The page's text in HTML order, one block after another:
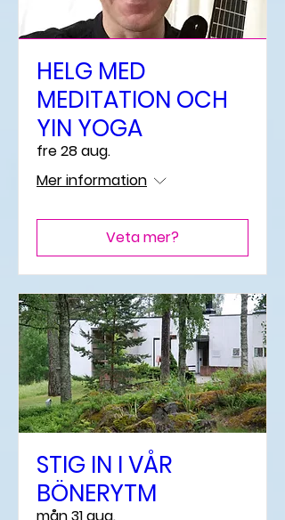
HELG MED
MEDITATION OCH
YIN YOGA
fre 28 aug.
Mer information
Veta mer?
STIG IN I VÅR
BÖNERYTM